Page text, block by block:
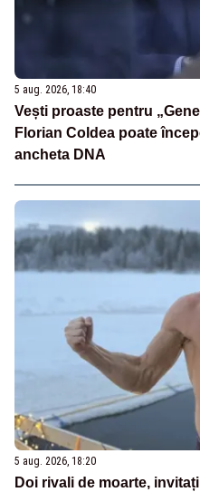
5 aug. 2026, 18:40
Vești proaste pentru
Florian Coldea poate
ancheta DNA
5 aug. 2026, 18:20
Doi rivali de moarte,